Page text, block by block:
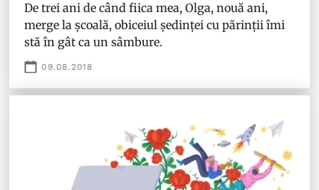
De trei ani de când fiica mea, Olga, nouă ani,
merge la școală, obiceiul ședinței cu părinții îmi
stă în gât ca un sâmbure.
09.08.2018